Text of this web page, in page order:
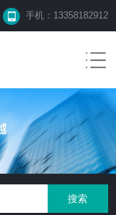
手机：13358182912